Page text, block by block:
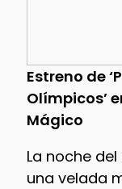
Estreno de
Olímpicos’
Mágico
La noche
una velada